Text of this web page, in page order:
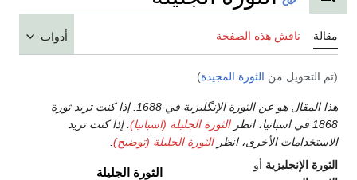
مقالة ناقش هذه الصفحة أدوات
(تم التحويل من الثورة المجيدة)
هذا المقال هو عن الثورة الإنگليزية في 1688. إذا كنت تريد ثورة
1868 في اسبانيا، انظر
الثورة الجليلة (اسبانيا) . إذا كنت تريد
الاستخدامات الأخرى، انظرالثورة الجليلة (توضيح)
الثورة الجليلة
الثورة الإنجليزية أو